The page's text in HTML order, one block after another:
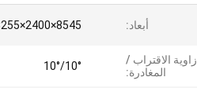
أبعاد: 8545×2400×3255ملم
زاوية الاقتراب /
المغادرة:
10°/10°